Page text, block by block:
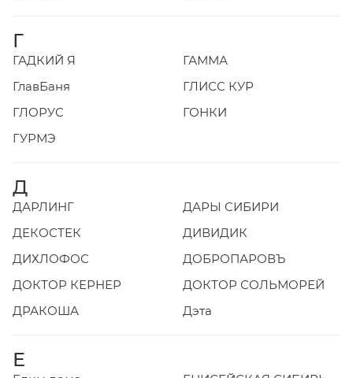
Г
ГАДКИЙ Я
ГАММА
ГлавБаня
ГЛИСС КУР
ГЛОРУС
ГОНКИ
ГУРМЭ
Д
ДАРЛИНГ
ДАРЫ СИБИРИ
ДЕКОСТЕК
ДИВИДИК
ДИХЛОФОС
ДОБРОПАРОВЪ
ДОКТОР КЕРНЕР
ДОКТОР СОЛЬМОРЕЙ
ДРАКОША
Дэта
Е